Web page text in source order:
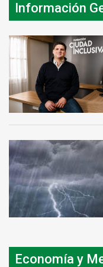
Información
Economía y